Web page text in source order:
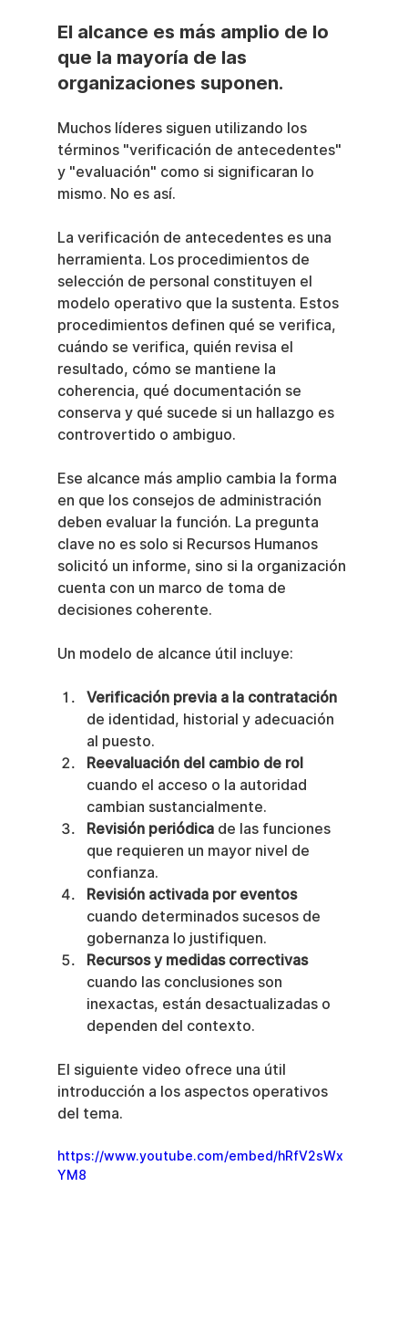
El alcance es más amplio de lo
que la mayoría de las
organizaciones suponen.
Muchos líderes siguen utilizando los
términos "verificación de antecedentes"
y "evaluación" como si significaran lo
mismo. No es así.
La verificación de antecedentes es una
herramienta. Los procedimientos de
selección de personal constituyen el
modelo operativo que la sustenta. Estos
procedimientos definen qué se verifica,
cuándo se verifica, quién revisa el
resultado, cómo se mantiene la
coherencia, qué documentación se
conserva y qué sucede si un hallazgo es
controvertido o ambiguo.
Ese alcance más amplio cambia la forma
en que los consejos de administración
deben evaluar la función. La pregunta
clave no es solo si Recursos Humanos
solicitó un informe, sino si la organización
cuenta con un marco de toma de
decisiones coherente.
Un modelo de alcance útil incluye:
Verificación previa a la contratación
de identidad, historial y adecuación
al puesto.
Reevaluación del cambio de rol
cuando el acceso o la autoridad
cambian sustancialmente.
Revisión periódica de las funciones
que requieren un mayor nivel de
confianza.
Revisión activada por eventos
cuando determinados sucesos de
gobernanza lo justifiquen.
Recursos y medidas correctivas
cuando las conclusiones son
inexactas, están desactualizadas o
dependen del contexto.
El siguiente video ofrece una útil
introducción a los aspectos operativos
del tema.
https://www.youtube.com/embed/hRfV2sWx
YM8